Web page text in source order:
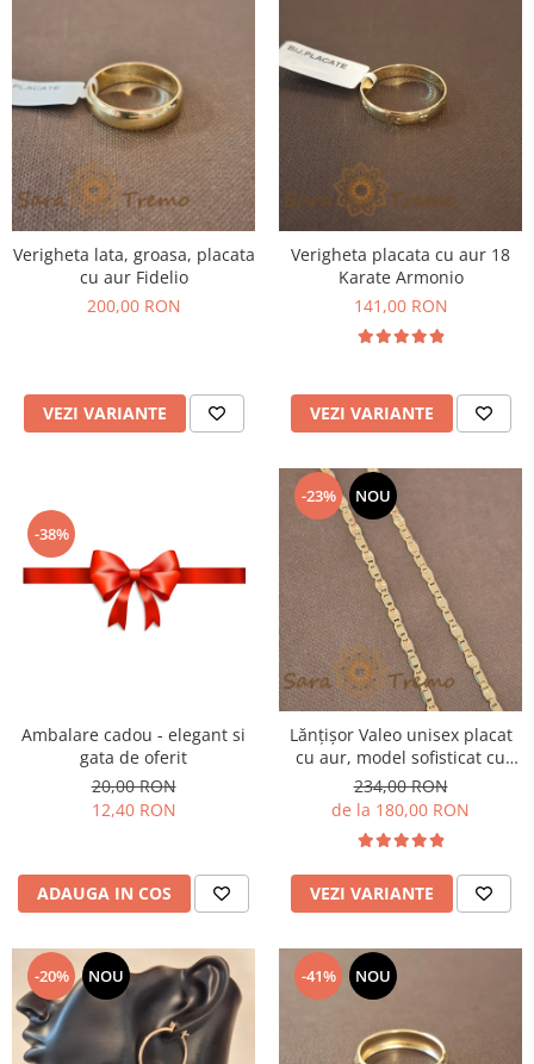
Lanturi
Bratari
Talismane
Verighete
Bijuterii din argint placate cu aur
24K
Verigheta lata, groasa, placata
cu aur Fidelio
200,00 RON
VEZI VARIANTE
Verigheta placata cu aur 18
Karate Armonio
141,00 RON
VEZI VARIANTE
-38%
Ambalare cadou - elegant si
gata de oferit
20,00 RON
12,40 RON
ADAUGA IN COS
-23% NOU
Lănțișor Valeo unisex placat
cu aur, model sofisticat cu
plăcuțe intercalate, 50/55/60
cm
234,00 RON
de la 180,00 RON
VEZI VARIANTE
-20% NOU -41% NOU